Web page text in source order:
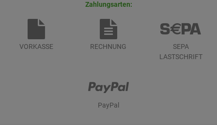
Zahlungsarten:
VORKASSE RECHNUNG
SEPA
LASTSCHRIFT
PayPal